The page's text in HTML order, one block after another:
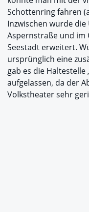
Schottenring fahren
Inzwischen wurde
Aspernstraße und im
Seestadt erweitert.
ursprünglich eine
gab es die Haltestelle
aufgelassen, da der
Volkstheater sehr